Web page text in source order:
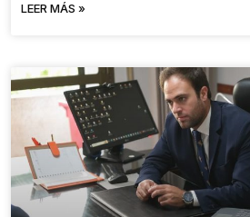
LEER MÁS »